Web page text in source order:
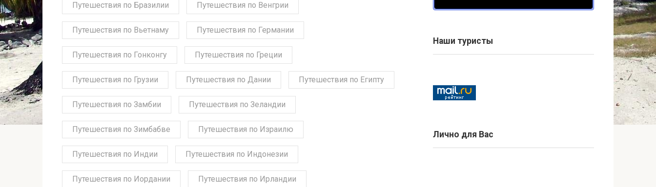
Путешествия по Бразилии Путешествия по Венгрии
Путешествия по Вьетнаму Путешествия по Германии
Путешествия по Гонконгу Путешествия по Греции
Путешествия по Грузии Путешествия по Дании Путешествия по Египту
Путешествия по Замбии Путешествия по Зеландии
Путешествия по Зимбабве Путешествия по Израилю
Путешествия по Индии Путешествия по Индонезии
Путешествия по Иордании Путешествия по Ирландии
Наши туристы
Лично для Вас